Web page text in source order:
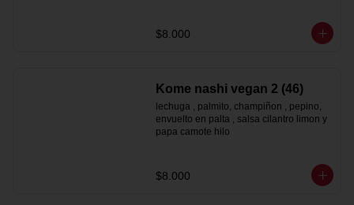
$8.000
Kome nashi vegan 2 (46)
lechuga , palmito, champiñon , pepino,
envuelto en palta , salsa cilantro limon y
papa camote hilo
$8.000